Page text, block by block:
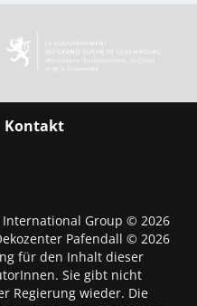
Kontakt
International Group © 2026
Pafendall © 2026
für den Inhalt dieser
Sie gibt nicht
Regierung wieder. Die